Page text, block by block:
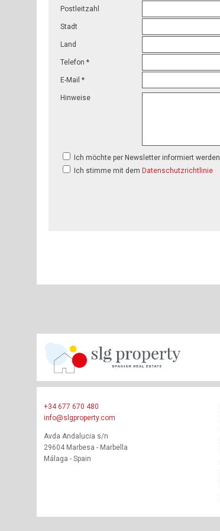
Postleitzahl
Stadt
Land
Telefon *
E-Mail *
Hinweise
Ich möchte per Newsletter informiert werden
Ich stimme mit dem Datenschutzrichtlinie
+34 677 670 480
info@slgproperty.com
Avda Andalucia s/n
29604 Marbesa - Marbella
Málaga - Spain